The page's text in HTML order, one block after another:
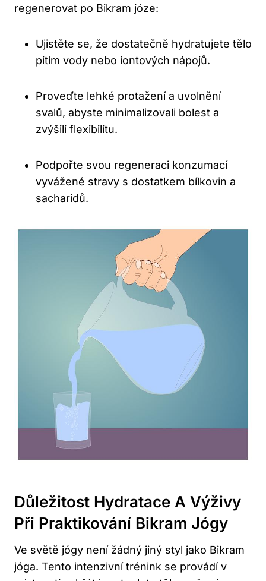
regenerovat po Bikram józe:
Ujistěte se, že dostatečně hydratujete tělo
pitím vody nebo iontových nápojů.
Proveďte lehké protažení a uvolnění
svalů, abyste minimalizovali bolest a
zvýšili flexibilitu.
Podpořte svou regeneraci konzumací
vyvážené stravy s dostatkem bílkovin a
sacharidů.
Důležitost Hydratace A Výživy
Při Praktikování Bikram Jógy
Ve světě jógy není žádný jiný styl jako Bikram
jóga. Tento intenzivní trénink se provádí v